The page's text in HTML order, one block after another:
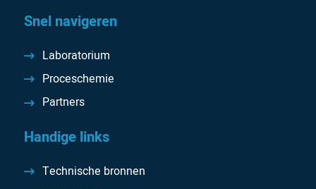
Snel navigeren
Laboratorium
Proceschemie
Partners
Handige links
Technische bronnen